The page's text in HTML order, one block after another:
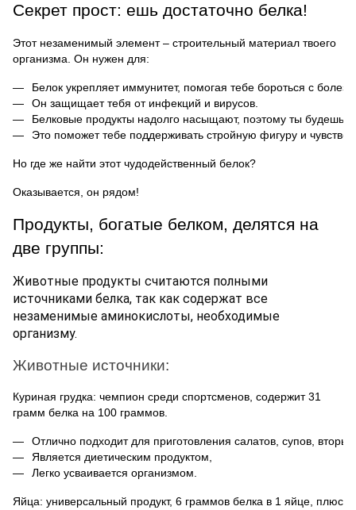
Секрет прост: ешь достаточно белка!
Этот незаменимый элемент – строительный материал твоего
организма. Он нужен для:
Белок укрепляет иммунитет, помогая тебе бороться с
Он защищает тебя от инфекций и вирусов.
Белковые продукты надолго насыщают, поэтому ты будешь
Это поможет тебе поддерживать стройную фигуру и
Но где же найти этот чудодейственный белок?
Оказывается, он рядом!
Продукты, богатые белком, делятся на
две группы:
Животные продукты считаются полными
источниками белка, так как содержат все
незаменимые аминокислоты, необходимые
организму.
Животные источники:
Куриная грудка: чемпион среди спортсменов, содержит 31
грамм белка на 100 граммов.
Отлично подходит для приготовления салатов, супов,
Является диетическим продуктом,
Легко усваивается организмом.
Яйца: универсальный продукт, 6 граммов белка в 1 яйце, плюс